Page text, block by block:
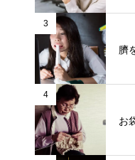
3
臍
4
お